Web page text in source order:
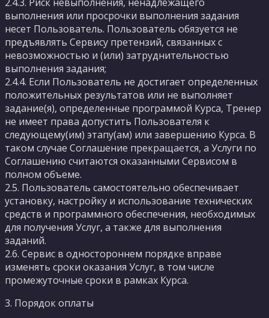
выполнения или просрочки выполнения задания
несет Пользователь. Пользователь обязуется не
предъявлять Сервису претензий, связанных с
невозможностью и (или) затруднительностью
выполнения задания;
2.4.4. Если Пользователь не достигает определенных
положительных результатов или не выполняет
задание(я), определенные программой Курса, Тренер
не имеет права допустить Пользователя к
следующему(им) этапу(ам) или завершению Курса. В
таком случае Соглашение прекращается, а Услуги по
Соглашению считаются оказанными Сервисом в
полном объеме.
2.5. Пользователь самостоятельно обеспечивает
установку, настройку и использование технических
средств и программного обеспечения, необходимых
для получения Услуг, а также для выполнения
заданий.
2.6. Сервис в одностороннем порядке вправе
изменять сроки оказания Услуг, в том числе
промежуточные сроки в рамках Курса.
3. Порядок оплаты